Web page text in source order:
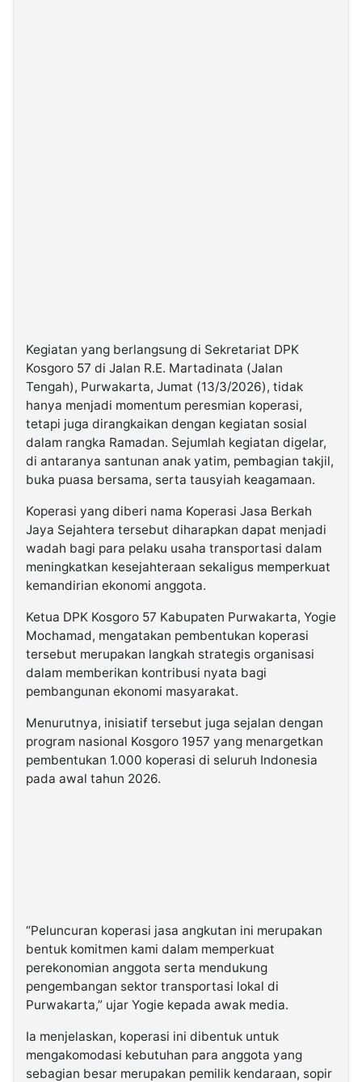
Kegiatan yang berlangsung di Sekretariat DPK
Kosgoro 57 di Jalan R.E. Martadinata (Jalan
Tengah), Purwakarta, Jumat (13/3/2026), tidak
hanya menjadi momentum peresmian koperasi,
tetapi juga dirangkaikan dengan kegiatan sosial
dalam rangka Ramadan. Sejumlah kegiatan digelar,
di antaranya santunan anak yatim, pembagian takjil,
buka puasa bersama, serta tausyiah keagamaan.
Koperasi yang diberi nama Koperasi Jasa Berkah
Jaya Sejahtera tersebut diharapkan dapat menjadi
wadah bagi para pelaku usaha transportasi dalam
meningkatkan kesejahteraan sekaligus memperkuat
kemandirian ekonomi anggota.
Ketua DPK Kosgoro 57 Kabupaten Purwakarta, Yogie
Mochamad, mengatakan pembentukan koperasi
tersebut merupakan langkah strategis organisasi
dalam memberikan kontribusi nyata bagi
pembangunan ekonomi masyarakat.
Menurutnya, inisiatif tersebut juga sejalan dengan
program nasional Kosgoro 1957 yang menargetkan
pembentukan 1.000 koperasi di seluruh Indonesia
pada awal tahun 2026.
“Peluncuran koperasi jasa angkutan ini merupakan
bentuk komitmen kami dalam memperkuat
perekonomian anggota serta mendukung
pengembangan sektor transportasi lokal di
Purwakarta,” ujar Yogie kepada awak media.
Ia menjelaskan, koperasi ini dibentuk untuk
mengakomodasi kebutuhan para anggota yang
sebagian besar merupakan pemilik kendaraan, sopir